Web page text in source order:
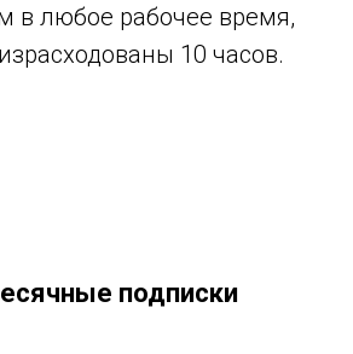
в любое рабочее время,
10 часов.
подписки